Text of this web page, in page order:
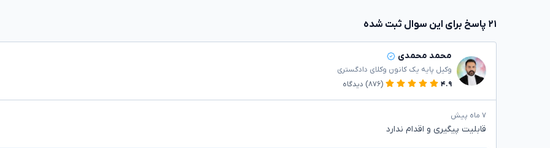
۲۱ پاسخ برای این سوال ثبت شده
محمد محمدی
وکیل پایه یک کانون وکلای دادگستری
۴.۹
(۸۷۶) دیدگاه
۷ ماه پیش
قابلیت پیگیری و اقدام ندارد